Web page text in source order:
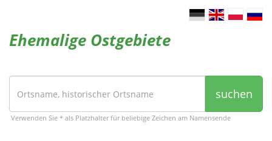
Ehemalige Ostgebiete
suchen
Verwenden Sie * als Platzhalter für beliebige Zeichen am Namensende